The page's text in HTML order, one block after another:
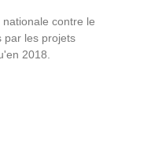
contre le
par les projets
2018.